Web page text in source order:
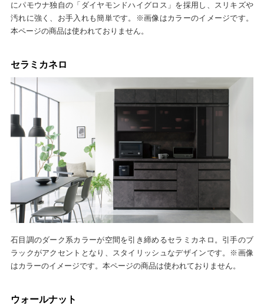
にパモウナ独自の「ダイヤモンドハイグロス」を採用し、スリキズや
汚れに強く、お手入れも簡単です。※画像はカラーのイメージです。
本ページの商品は使われておりません。
セラミカネロ
石目調のダーク系カラーが空間を引き締めるセラミカネロ。引手のブ
ラックがアクセントとなり、スタイリッシュなデザインです。※画像
はカラーのイメージです。本ページの商品は使われておりません。
ウォールナット